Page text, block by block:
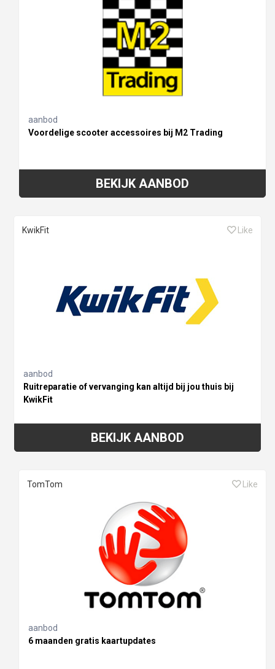
aanbod
Voordelige scooter accessoires bij M2 Trading
BEKIJK AANBOD
KwikFit Like
aanbod
Ruitreparatie of vervanging kan altijd bij jou thuis bij
KwikFit
BEKIJK AANBOD
TomTom Like
aanbod
6 maanden gratis kaartupdates